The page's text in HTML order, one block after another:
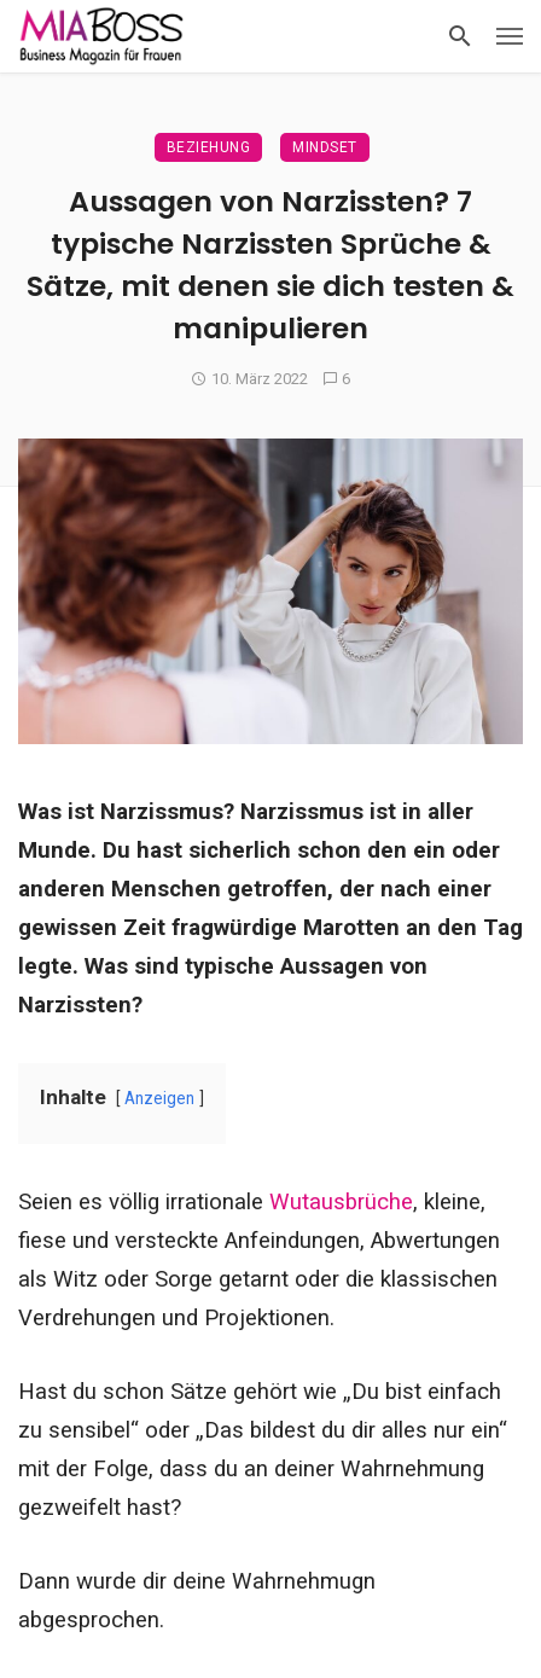
BEZIEHUNG MINDSET
Aussagen von Narzissten? 7
typische Narzissten Sprüche &
Sätze, mit denen sie dich testen &
manipulieren
10. März 2022 6
Was ist Narzissmus? Narzissmus ist in aller
Munde. Du hast sicherlich schon den ein oder
anderen Menschen getroffen, der nach einer
gewissen Zeit fragwürdige Marotten an den Tag
legte. Was sind typische Aussagen von
Narzissten?
Inhalte Anzeigen
Seien es völlig irrationale Wutausbrüche, kleine,
fiese und versteckte Anfeindungen, Abwertungen
als Witz oder Sorge getarnt oder die klassischen
Verdrehungen und Projektionen.
Hast du schon Sätze gehört wie „Du bist einfach
zu sensibel“ oder „Das bildest du dir alles nur ein“
mit der Folge, dass du an deiner Wahrnehmung
gezweifelt hast?
Dann wurde dir deine Wahrnehmugn
abgesprochen.